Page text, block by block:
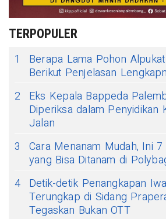
TERPOPULER
1
Berapa Lama Pohon
Berikut Penjelasan
2
Eks Kepala Bappeda
Diperiksa dalam Penyidikan
Jalan
3
Cara Menanam Mudah, Ini 7
yang Bisa Ditanam di
4 Detik-detik Penangkapan
Terungkap di Sidang
Tegaskan Bukan OTT